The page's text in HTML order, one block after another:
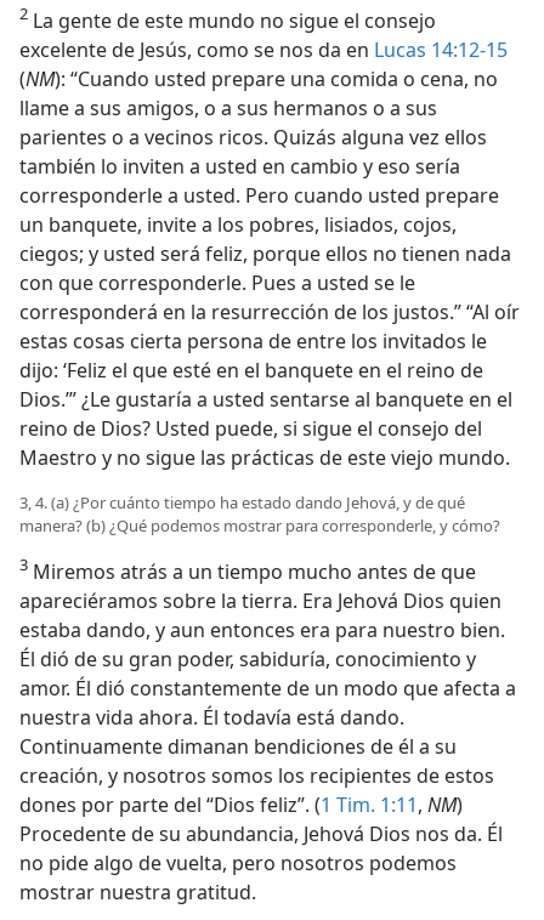
2 La gente de este mundo no sigue el consejo
excelente de Jesús, como se nos da en Lucas 14:12-15
(NM): “Cuando usted prepare una comida o cena, no
llame a sus amigos, o a sus hermanos o a sus
parientes o a vecinos ricos. Quizás alguna vez ellos
también lo inviten a usted en cambio y eso sería
corresponderle a usted. Pero cuando usted prepare
un banquete, invite a los pobres, lisiados, cojos,
ciegos; y usted será feliz, porque ellos no tienen nada
con que corresponderle. Pues a usted se le
corresponderá en la resurrección de los justos.” “Al oír
estas cosas cierta persona de entre los invitados le
dijo: ‘Feliz el que esté en el banquete en el reino de
Dios.’” ¿Le gustaría a usted sentarse al banquete en el
reino de Dios? Usted puede, si sigue el consejo del
Maestro y no sigue las prácticas de este viejo mundo.
3, 4. (a) ¿Por cuánto tiempo ha estado dando Jehová, y de qué
manera? (b) ¿Qué podemos mostrar para corresponderle, y cómo?
3 Miremos atrás a un tiempo mucho antes de que
apareciéramos sobre la tierra. Era Jehová Dios quien
estaba dando, y aun entonces era para nuestro bien.
Él dió de su gran poder, sabiduría, conocimiento y
amor. Él dió constantemente de un modo que afecta a
nuestra vida ahora. Él todavía está dando.
Continuamente dimanan bendiciones de él a su
creación, y nosotros somos los recipientes de estos
dones por parte del “Dios feliz”. (1 Tim. 1:11, NM)
Procedente de su abundancia, Jehová Dios nos da. Él
no pide algo de vuelta, pero nosotros podemos
mostrar nuestra gratitud.